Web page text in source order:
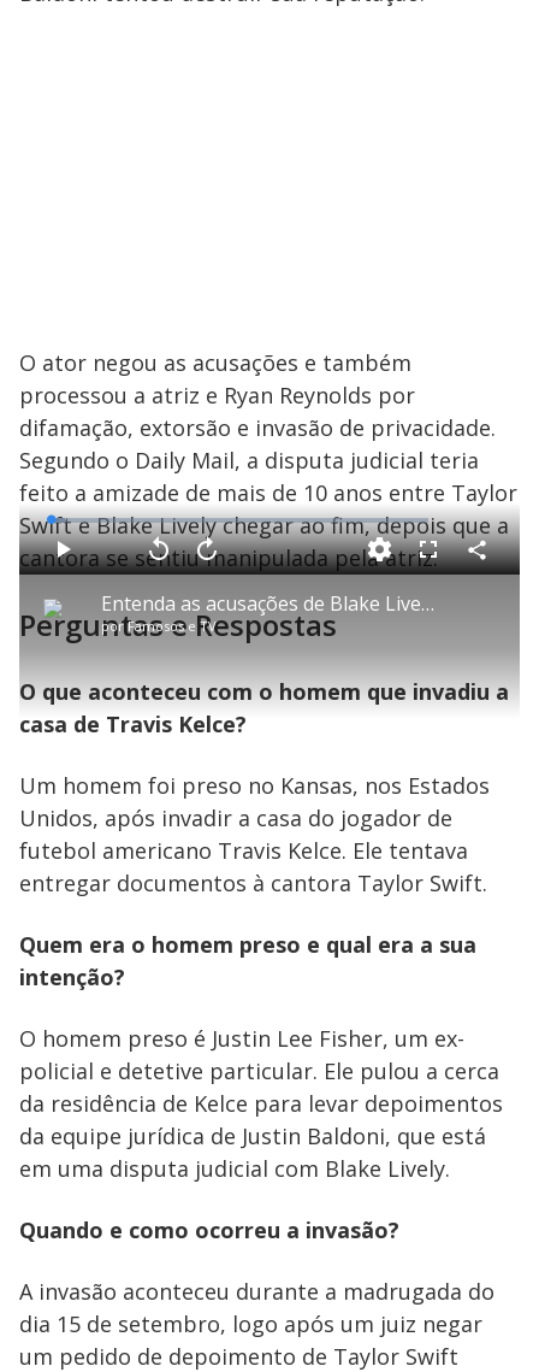
O ator negou as acusações e também
processou a atriz e Ryan Reynolds por
difamação, extorsão e invasão de privacidade.
Segundo o Daily Mail, a disputa judicial teria
feito a amizade de mais de 10 anos entre Taylor
Swift e Blake Lively chegar ao fim, depois que a
cantora se sentiu manipulada pela atriz.
P
l
a
y
V
i
d
e
o
Entenda as acusações de Blake Lively contra Justin Baldoni após o filme ‘É Assim Que Acaba’
porFamosos e TV
P V
l
t
a
r
g
u
n
d
A
n
ç
a
n
M
u
L
o
a
d
e
3
.
8
F
l
C
o
a
r
Perguntas e Respostas
O que aconteceu com o homem que invadiu a
casa de Travis Kelce?
Um homem foi preso no Kansas, nos Estados
Unidos, após invadir a casa do jogador de
futebol americano Travis Kelce. Ele tentava
entregar documentos à cantora Taylor Swift.
Quem era o homem preso e qual era a sua
intenção?
O homem preso é Justin Lee Fisher, um ex-
policial e detetive particular. Ele pulou a cerca
da residência de Kelce para levar depoimentos
da equipe jurídica de Justin Baldoni, que está
em uma disputa judicial com Blake Lively.
Quando e como ocorreu a invasão?
A invasão aconteceu durante a madrugada do
dia 15 de setembro, logo após um juiz negar
um pedido de depoimento de Taylor Swift